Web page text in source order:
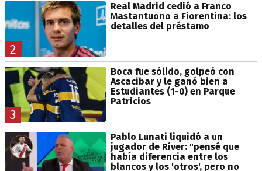
2
Real Madrid cedió a Franco
Mastantuono a Fiorentina: los
detalles del préstamo
3
Boca fue sólido, golpeó con
Ascacibar y le ganó bien a
Estudiantes (1-0) en Parque
Patricios
Pablo Lunati liquidó a un
jugador de River: "pensé que
había diferencia entre los
blancos y los 'otros', pero no